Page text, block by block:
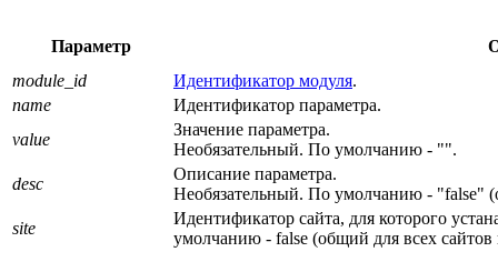
Параметр
module_id
Идентификатор модуля.
name
Идентификатор параметра.
value
Значение параметра.
Необязательный. По умолчанию - "".
desc
Описание параметра.
Необязательный. По умолчанию - "false"
site
Идентификатор сайта, для которого
умолчанию - false (общий для всех сайтов